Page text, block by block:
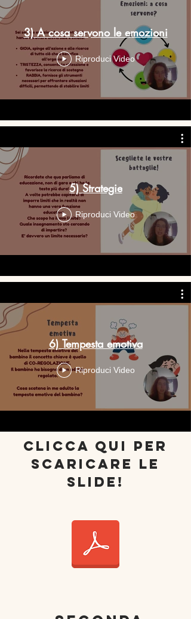
3) A cosa servono le emozioni
Riproduci Video
5) Strategie
Riproduci Video
6) Tempesta emotiva
Riproduci Video
clicca qui per
scaricare le
slide!